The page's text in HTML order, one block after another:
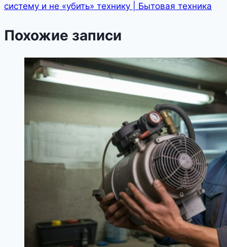
систему и не «убить» технику | Бытовая техника
Похожие записи